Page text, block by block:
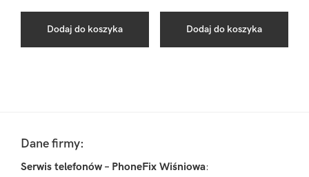
Dodaj do koszyka Dodaj do koszyka
Sidebar
FooterDane firmy:
Serwis telefonów – PhoneFix Wiśniowa: